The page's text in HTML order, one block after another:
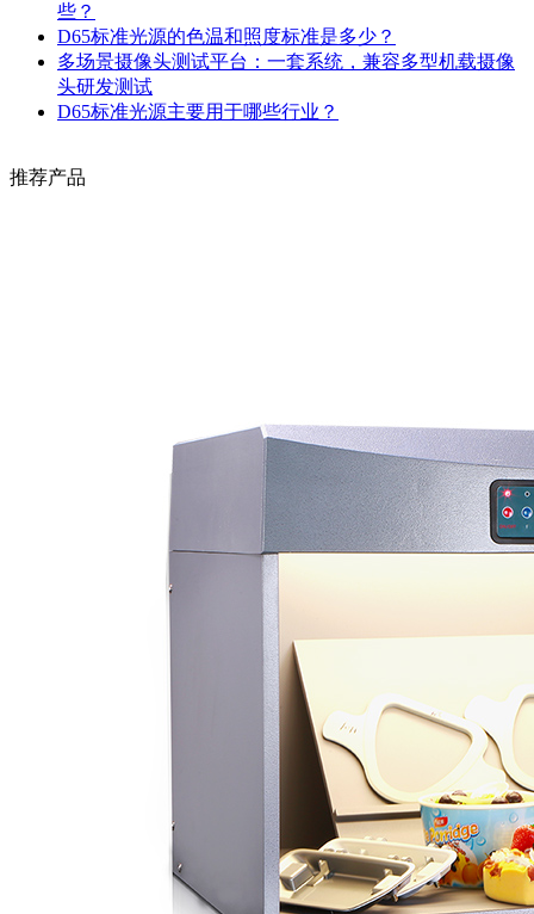
些？
D65标准光源的色温和照度标准是多少？
多场景摄像头测试平台：一套系统，兼容多型机载摄像
头研发测试
D65标准光源主要用于哪些行业？
推荐产品